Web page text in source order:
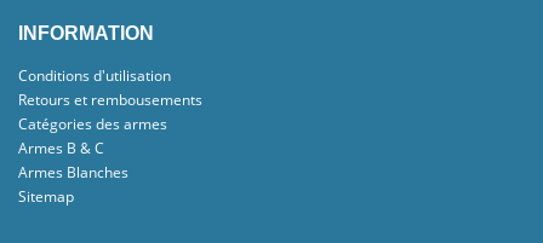
INFORMATION
Conditions d'utilisation
Retours et rembousements
Catégories des armes
Armes B & C
Armes Blanches
Sitemap